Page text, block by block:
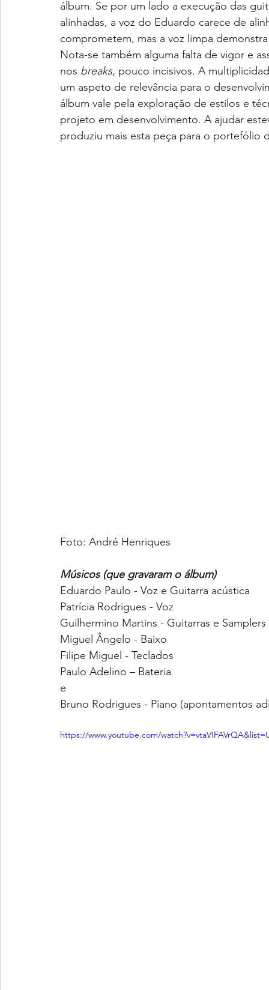
álbum. Se por um lado a execução das
alinhadas, a voz do Eduardo carece de
comprometem, mas a voz limpa
Nota-se também alguma falta de vigor e
nos breaks, pouco incisivos. A
um aspeto de relevância para o
álbum vale pela exploração de estilos e
projeto em desenvolvimento. A ajudar
produziu mais esta peça para o portefólio
Foto: André Henriques
Músicos (que gravaram o álbum)
Eduardo Paulo - Voz e Guitarra acústica
Patrícia Rodrigues - Voz
Guilhermino Martins - Guitarras e Samplers
Miguel Ângelo - Baixo
Filipe Miguel - Teclados
Paulo Adelino – Bateria
e
Bruno Rodrigues - Piano (apontamentos
https://www.youtube.com/